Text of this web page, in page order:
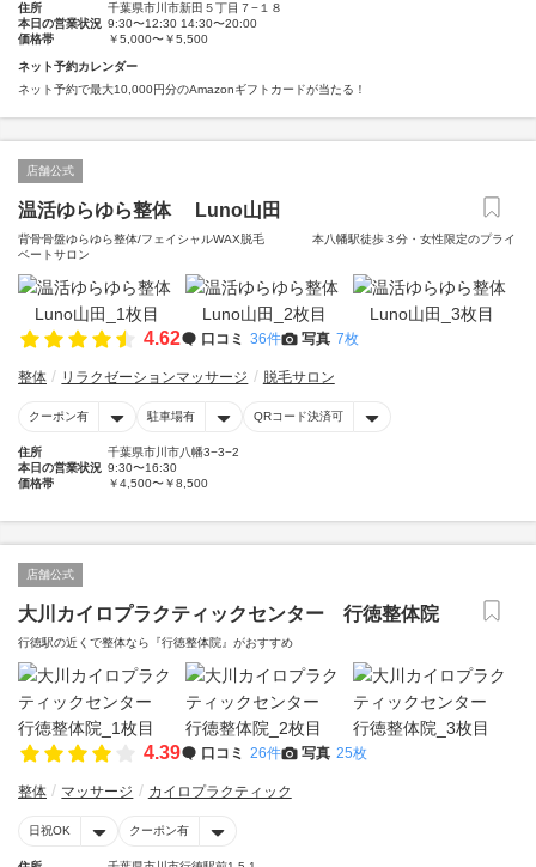
住所
千葉県市川市新田５丁目７−１８
本日の営業状況 9:30〜12:30 14:30〜20:00
価格帯
￥5,000〜￥5,500
ネット予約カレンダー
ネット予約で最大10,000円分のAmazonギフトカードが当たる！
店舗公式
温活ゆらゆら整体 Luno山田
背骨骨盤ゆらゆら整体/フェイシャルWAX脱毛 本八幡駅徒歩３分・女性限定のプライ
ベートサロン
4.62 口コミ 36件 写真 7枚
整体 リラクゼーションマッサージ 脱毛サロン
クーポン有 駐車場有 QRコード決済可
住所
千葉県市川市八幡3−3−2
本日の営業状況 9:30〜16:30
価格帯
￥4,500〜￥8,500
店舗公式
大川カイロプラクティックセンター 行徳整体院
行徳駅の近くで整体なら『行徳整体院』がおすすめ
4.39 口コミ 26件 写真 25枚
整体 マッサージ カイロプラクティック
日祝OK クーポン有